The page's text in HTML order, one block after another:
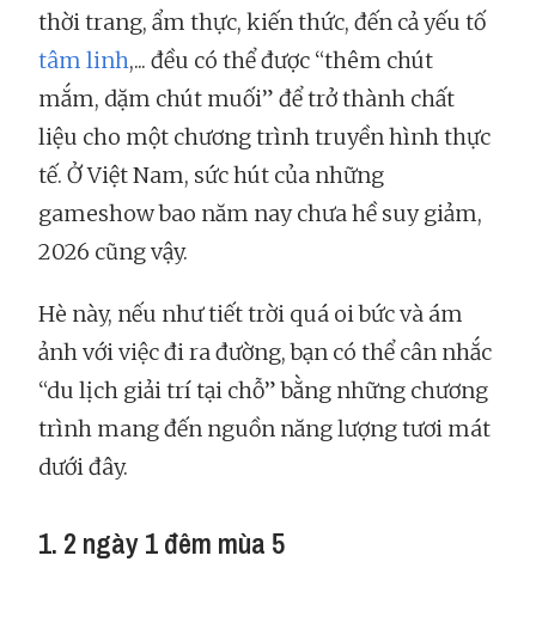
thời trang, ẩm thực, kiến thức, đến cả yếu tố
tâm linh,... đều có thể được “thêm chút
mắm, dặm chút muối” để trở thành chất
liệu cho một chương trình truyền hình thực
tế. Ở Việt Nam, sức hút của những
gameshow bao năm nay chưa hề suy giảm,
2026 cũng vậy.
Hè này, nếu như tiết trời quá oi bức và ám
ảnh với việc đi ra đường, bạn có thể cân nhắc
“du lịch giải trí tại chỗ” bằng những chương
trình mang đến nguồn năng lượng tươi mát
dưới đây.
1. 2 ngày 1 đêm mùa 5